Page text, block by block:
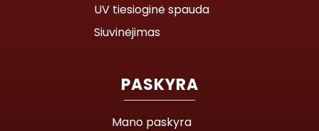
UV tiesioginė spauda
Siuvinėjimas
PASKYRA
Mano paskyra